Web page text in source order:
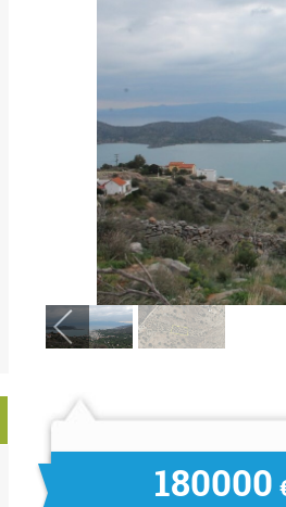
180000